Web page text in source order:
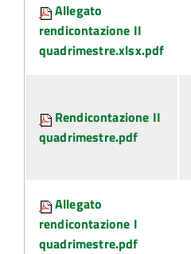
Allegato
rendicontazione II
quadrimestre.xlsx.pdf
Rendicontazione II
quadrimestre.pdf
Allegato
rendicontazione I
quadrimestre.pdf